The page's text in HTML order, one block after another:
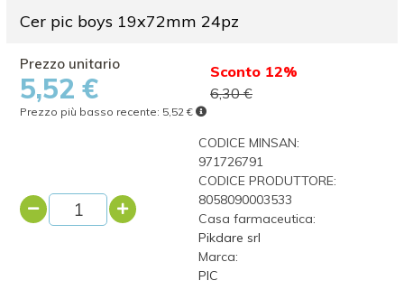
Cer pic boys 19x72mm 24pz
5,52 €
Sconto 12%
6,30 €
Prezzo più basso recente: 5,52 €
CODICE MINSAN:
971726791
CODICE PRODUTTORE:
8058090003533
Casa farmaceutica:
Pikdare srl
Marca:
PIC